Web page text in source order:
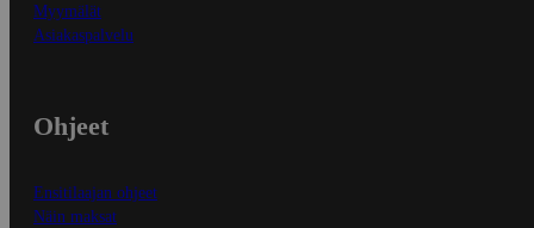
Myymälät
Asiakaspalvelu
Ohjeet
Ensitilaajan ohjeet
Näin maksat